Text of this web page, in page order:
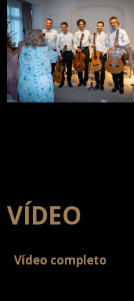
VÍDEO
Vídeo completo